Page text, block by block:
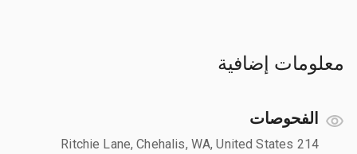
معلومات إضافية
الفحوصات
214 Ritchie Lane, Chehalis, WA, United States